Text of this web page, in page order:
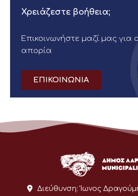
Χρειάζεστε βοήθεια;
Επικοινωνήστε μαζί μας για
απορία
ΕΠΙΚΟΙΝΩΝΙΑ
Διεύθυνση: Ίωνος